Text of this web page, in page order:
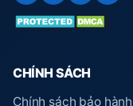
CHÍNH SÁCH
Chính sách bảo hành